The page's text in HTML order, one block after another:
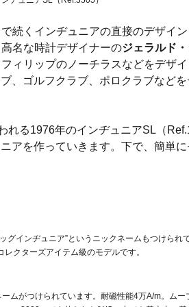
続くインヂュニアの直接のデザイ
名な時計デザイナーのジェラルド
ィリップのノーチラスなどをデザ
、ゴルフクラブ、ポロクラブなどを
れる1976年のインヂュニアSL（
アを作っていきます。下で、簡単に
グインヂュニア”というニックネームもつけら
クターズアイテム級のモデルです。
ムがつけられています。耐磁性能4万A/m。ムー